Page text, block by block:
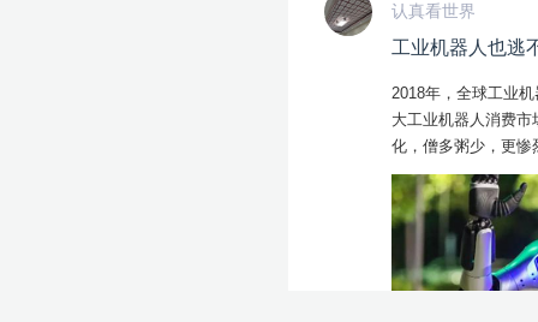
认真看世界
工业机器人也逃
2018年，全球工业
大工业机器人消费
化，僧多粥少，更惨
3-5万就能搞定一台
率仅约12%。工业机